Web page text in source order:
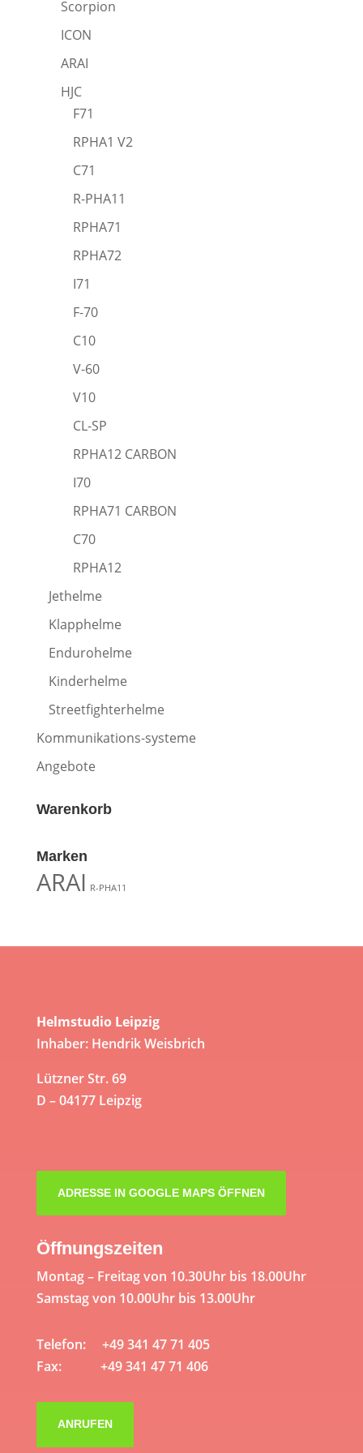
Scorpion
ICON
ARAI
HJC
F71
RPHA1 V2
C71
R-PHA11
RPHA71
RPHA72
I71
F-70
C10
V-60
V10
CL-SP
RPHA12 CARBON
I70
RPHA71 CARBON
C70
RPHA12
Jethelme
Klapphelme
Endurohelme
Kinderhelme
Streetfighterhelme
Kommunikations-systeme
Angebote
Warenkorb
Marken
ARAI R-PHA11
Helmstudio Leipzig
Inhaber: Hendrik Weisbrich
Lützner Str. 69
D – 04177 Leipzig
ADRESSE IN GOOGLE MAPS ÖFFNEN
Öffnungszeiten
Montag – Freitag von 10.30Uhr bis 18.00Uhr
Samstag von 10.00Uhr bis 13.00Uhr
Telefon: +49 341 47 71 405
Fax: +49 341 47 71 406
ANRUFEN